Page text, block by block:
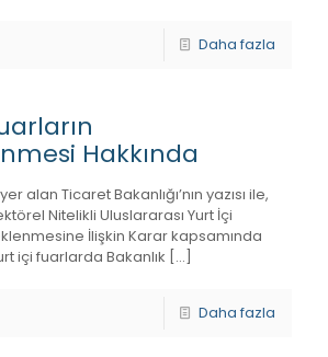
Daha fazla
Hakkında
alan Ticaret Bakanlığı’nın yazısı ile,
Nitelikli Uluslararası Yurt İçi
İlişkin Karar kapsamında
içi fuarlarda Bakanlık […]
Daha fazla